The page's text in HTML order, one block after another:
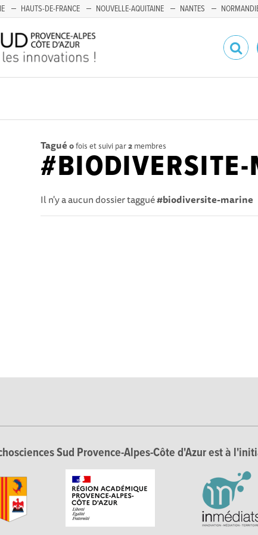
HAUTS-DE-FRANCE NOUVELLE-AQUITAINE NANTES
Tagué 0fois et suivi par2 membres
Il n'y a aucun dossier taggué#biodiversite-marine
Sud Provence-Alpes-Côte d'Azur est à